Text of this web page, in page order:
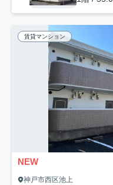
賃貸マンション
NEW
神戸市西区池上